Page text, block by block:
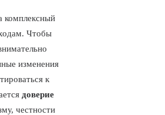
комплексный
Чтобы
изменения
к
доверие
честности